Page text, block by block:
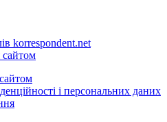
korrespondent.net
сайтом
і персональних даних